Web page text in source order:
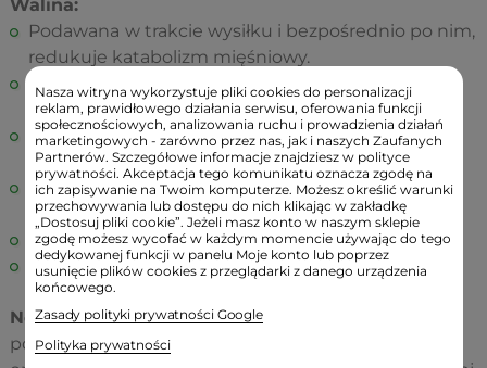
Walina:
Podawana w trakcie wysiłku i bezpośrednio po nim,
redukuje katabolizm mięśniowy.
Wykazuje lekkie działanie stymulujące, dosuwając
objawy zmęczenia podczas wysiłku fizycznego.
Bierze udział w syntezie białek mięśniowych i
produkcji energii.
Działa stymulująco na przyrost siły i masy
mięśniowej.
Uczestniczy w redukcji tkanki tłuszczowej.
Działa ochronnie na wątrobę.
Now Sports BCAAto idealna propozycja, jeśli
potrzebujesz wsparcia dla lepszej regeneracji
Nasza witryna wykorzystuje pliki cookies do personalizacji
reklam, prawidłowego działania serwisu, oferowania funkcji
społecznościowych, analizowania ruchu i prowadzienia działań
marketingowych - zarówno przez nas, jak i naszych Zaufanych
Partnerów. Szczegółowe informacje znajdziesz w polityce
prywatności. Akceptacja tego komunikatu oznacza zgodę na
ich zapisywanie na Twoim komputerze. Możesz określić warunki
przechowywania lub dostępu do nich klikając w zakładkę
„Dostosuj pliki cookie”. Jeżeli masz konto w naszym sklepie
zgodę możesz wycofać w każdym momencie używając do tego
dedykowanej funkcji w panelu Moje konto lub poprzez
usunięcie plików cookies z przeglądarki z danego urządzenia
końcowego.
Zasady polityki prywatności Google
Polityka prywatności